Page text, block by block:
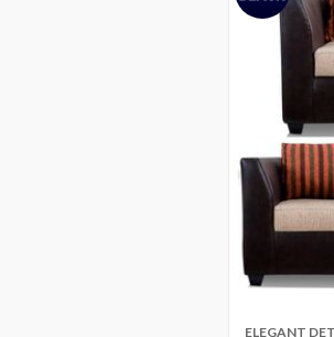
ELEGANT